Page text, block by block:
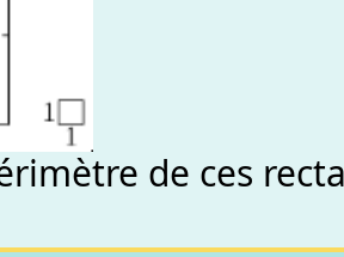
de ces